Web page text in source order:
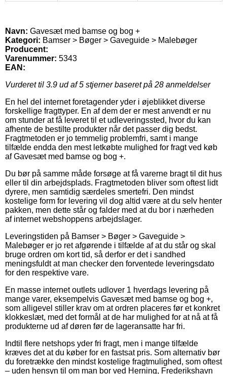
Navn: Gavesæt med bamse og bog +
Kategori: Bamser > Bøger > Gaveguide > Malebøger
Producent:
Varenummer: 5343
EAN:
Vurderet til 3.9 ud af 5 stjerner baseret på 28 anmeldelser
En hel del internet foretagender yder i øjeblikket diverse
forskellige fragttyper. En af dem der er mest anvendt er nu
om stunder at få leveret til et udleveringssted, hvor du kan
afhente de bestilte produkter når det passer dig bedst.
Fragtmetoden er jo temmelig problemfri, samt i mange
tilfælde endda den mest letkøbte mulighed for fragt ved køb
af Gavesæt med bamse og bog +.
Du bør på samme måde forsøge at få varerne bragt til dit hus
eller til din arbejdsplads. Fragtmetoden bliver som oftest lidt
dyrere, men samtidig særdeles smertefri. Den mindst
kostelige form for levering vil dog altid være at du selv henter
pakken, men dette står og falder med at du bor i nærheden
af internet webshoppens arbejdslager.
Leveringstiden på Bamser > Bøger > Gaveguide >
Malebøger er jo ret afgørende i tilfælde af at du står og skal
bruge ordren om kort tid, så derfor er det i sandhed
meningsfuldt at man checker den forventede leveringsdato
for den respektive vare.
En masse internet outlets udlover 1 hverdags levering på
mange varer, eksempelvis Gavesæt med bamse og bog +,
som alligevel stiller krav om at ordren placeres før et konkret
klokkeslæt, med det formål at de har mulighed for at nå at få
produkterne ud af døren før de lageransatte har fri.
Indtil flere netshops yder fri fragt, men i mange tilfælde
kræves det at du køber for en fastsat pris. Som alternativ bør
du foretrække den mindst kostelige fragtmulighed, som oftest
– uden hensyn til om man bor ved Herning, Frederikshavn